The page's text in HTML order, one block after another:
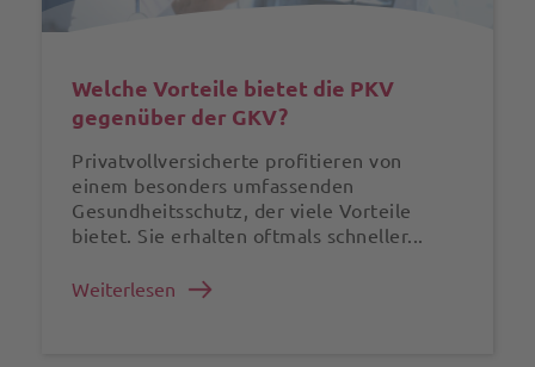
Welche Vorteile bietet die PKV
gegenüber der GKV?
Privatvollversicherte profitieren von
einem besonders umfassenden
Gesundheitsschutz, der viele Vorteile
bietet. Sie erhalten oftmals schneller...
Weiterlesen